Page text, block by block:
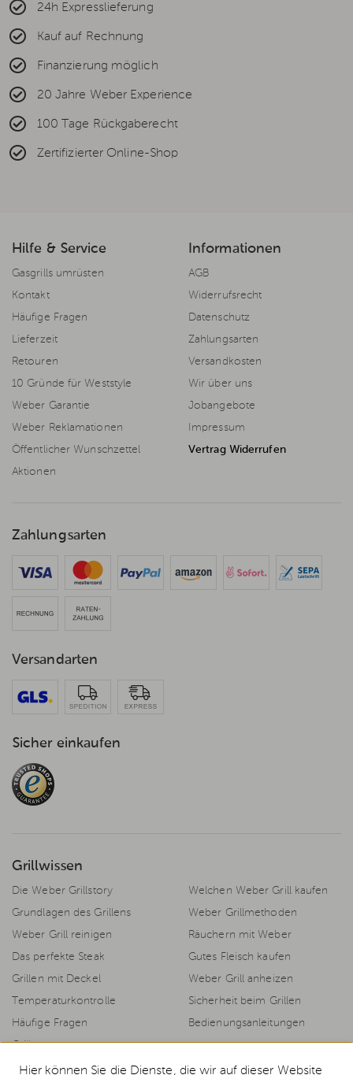
24h Expresslieferung
Kauf auf Rechnung
Finanzierung möglich
20 Jahre Weber Experience
100 Tage Rückgaberecht
Zertifizierter Online-Shop
Hilfe & Service
Gasgrills umrüsten
Kontakt
Häufige Fragen
Lieferzeit
Retouren
10 Gründe für Weststyle
Weber Garantie
Weber Reklamationen
Öffentlicher Wunschzettel
Aktionen
Informationen
AGB
Widerrufsrecht
Datenschutz
Zahlungsarten
Versandkosten
Wir über uns
Jobangebote
Impressum
Vertrag Widerrufen
Zahlungsarten
Versandarten
Sicher einkaufen
Grillwissen
Die Weber Grillstory
Welchen Weber Grill kaufen
Grundlagen des Grillens
Weber Grillmethoden
Weber Grill reinigen
Räuchern mit Weber
Das perfekte Steak
Gutes Fleisch kaufen
Grillen mit Deckel
Weber Grill anheizen
Temperaturkontrolle
Sicherheit beim Grillen
Häufige Fragen
Bedienungsanleitungen
Grillrezepte
Hier können Sie die Dienste, die wir auf dieser Website